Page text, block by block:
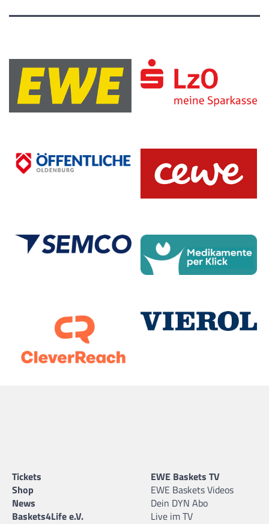
Tickets
Shop
News
Baskets4Life e.V.
EWE Baskets TV
EWE Baskets Videos
Dein DYN Abo
Live im TV